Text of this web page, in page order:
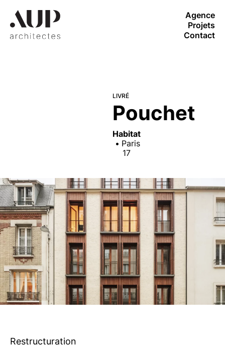
Agence
Projets
Contact
LIVRÉ
Pouchet
Habitat
Paris
17
Restructuration